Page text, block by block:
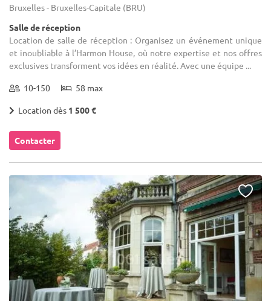
Bruxelles - Bruxelles-Capitale (BRU)
Salle de réception
Location de salle de réception : Organisez un événement unique
et inoubliable à l’Harmon House, où notre expertise et nos offres
exclusives transforment vos idées en réalité. Avec une équipe ...
10-150 58 max
Location dès 1 500 €
Contacter